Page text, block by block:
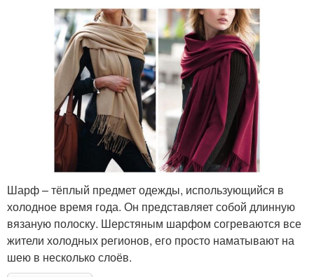
Шарф – тёплый предмет одежды, использующийся в
холодное время года. Он представляет собой длинную
вязаную полоску. Шерстяным шарфом согреваются все
жители холодных регионов, его просто наматывают на
шею в несколько слоёв.